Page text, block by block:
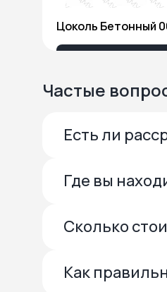
Цоколь Бетонный
Частые
Есть ли
Где вы
Сколько
Как